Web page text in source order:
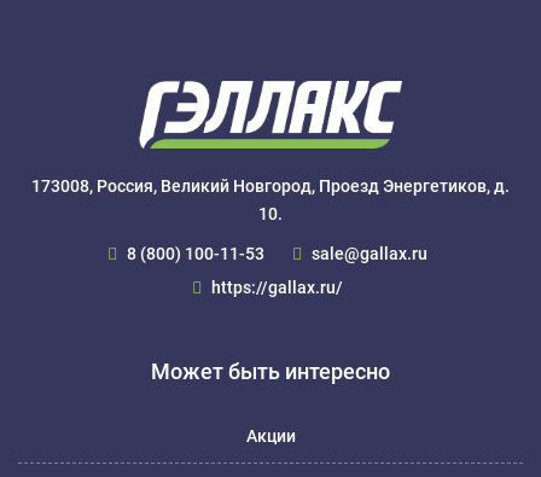
173008, Россия, Великий Новгород, Проезд Энергетиков, д.
10.
8 (800) 100-11-53
sale@gallax.ru
https://gallax.ru/
Может быть интересно
Акции